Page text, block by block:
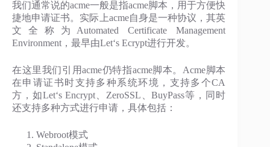
我们通常说的acme一般是指acme脚本，用于方便快
捷地申请证书。实际上acme自身是一种协议，其英
文全称为Automated Certificate Management
Environment，最早由Let‘s Ecrypt进行开发。
在这里我们引用acme仍特指acme脚本。Acme脚本
在申请证书时支持多种系统环境，支持多个CA
方，如Let‘s Encrypt、ZeroSSL、BuyPass等，同时
还支持多种方式进行申请，具体包括：
Webroot模式